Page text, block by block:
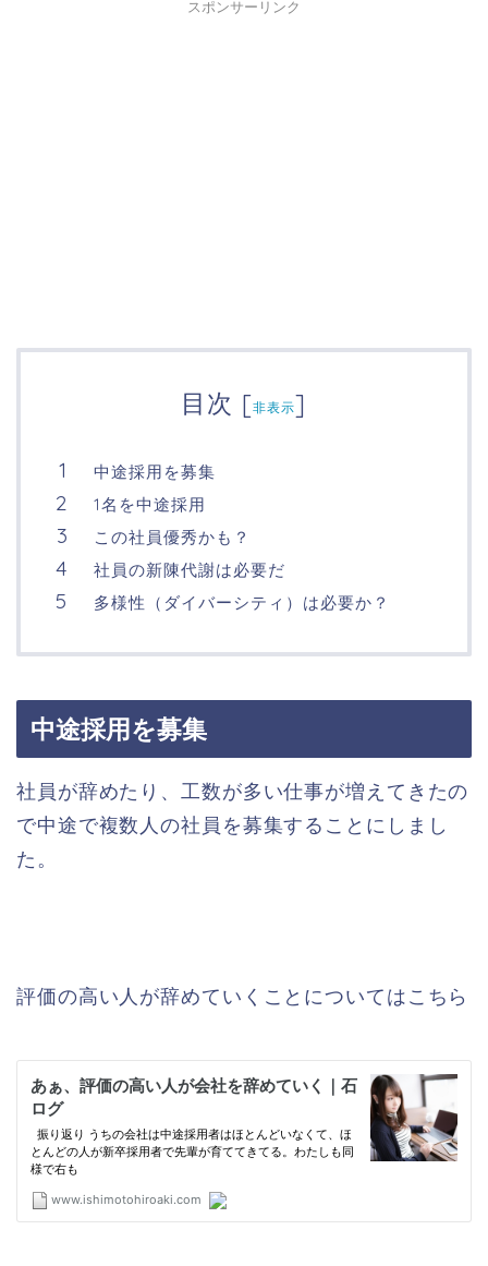
スポンサーリンク
目次 [非表示]
中途採用を募集
1名を中途採用
この社員優秀かも？
社員の新陳代謝は必要だ
多様性（ダイバーシティ）は必要か？
中途採用を募集
社員が辞めたり、工数が多い仕事が増えてきたの
で中途で複数人の社員を募集することにしまし
た。
評価の高い人が辞めていくことについてはこちら